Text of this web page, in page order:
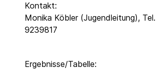
Kontakt:
Monika Köbler (Jugendleitung),
9239817
Ergebnisse/Tabelle: